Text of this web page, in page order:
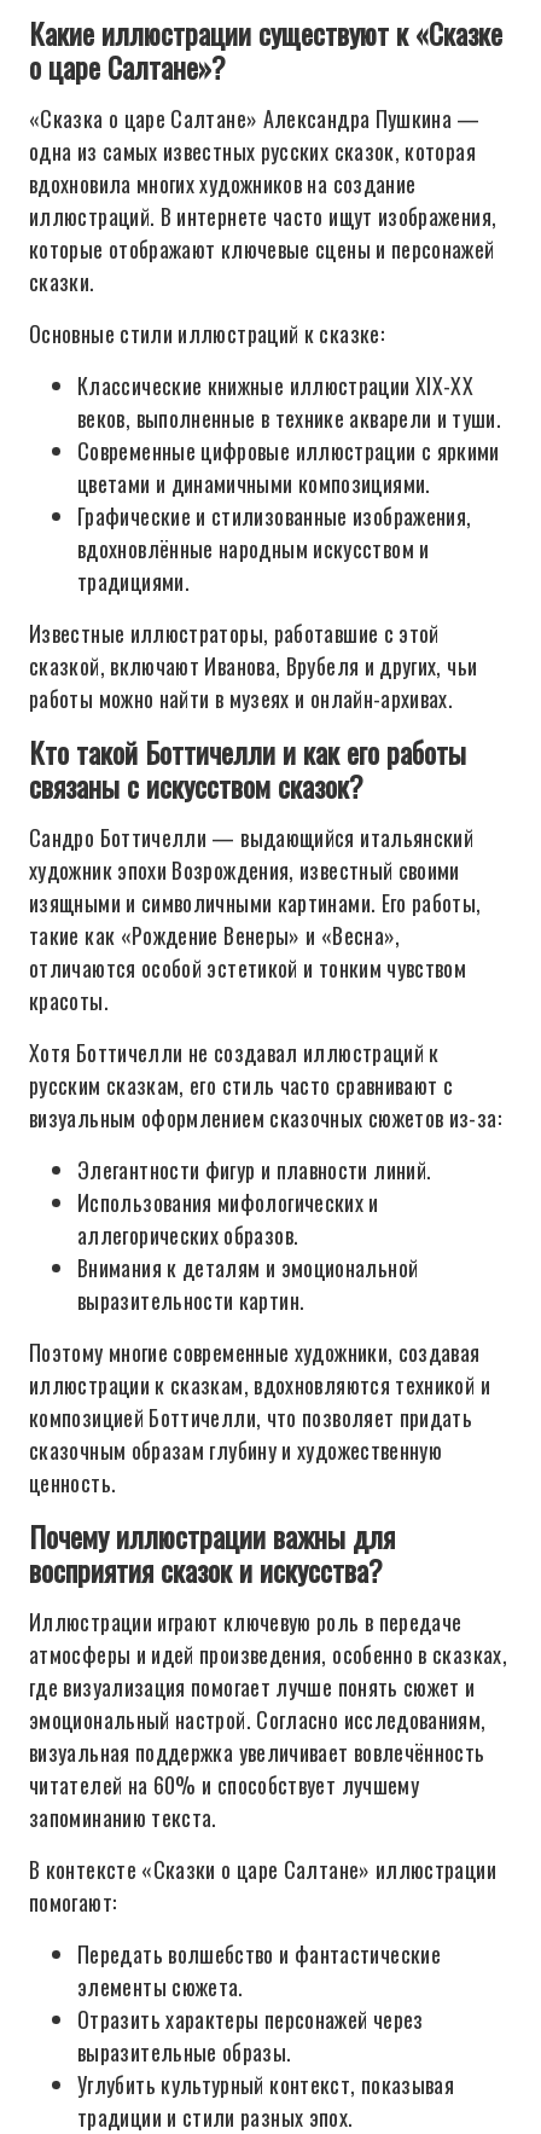
Какие иллюстрации существуют к «Сказке
о царе Салтане»?
«Сказка о царе Салтане» Александра Пушкина —
одна из самых известных русских сказок, которая
вдохновила многих художников на создание
иллюстраций. В интернете часто ищут изображения,
которые отображают ключевые сцены и персонажей
сказки.
Основные стили иллюстраций к сказке:
Классические книжные иллюстрации XIX-XX
веков, выполненные в технике акварели и туши.
Современные цифровые иллюстрации с яркими
цветами и динамичными композициями.
Графические и стилизованные изображения,
вдохновлённые народным искусством и
традициями.
Известные иллюстраторы, работавшие с этой
сказкой, включают Иванова, Врубеля и других, чьи
работы можно найти в музеях и онлайн-архивах.
Кто такой Боттичелли и как его работы
связаны с искусством сказок?
Сандро Боттичелли — выдающийся итальянский
художник эпохи Возрождения, известный своими
изящными и символичными картинами. Его работы,
такие как «Рождение Венеры» и «Весна»,
отличаются особой эстетикой и тонким чувством
красоты.
Хотя Боттичелли не создавал иллюстраций к
русским сказкам, его стиль часто сравнивают с
визуальным оформлением сказочных сюжетов из-за:
Элегантности фигур и плавности линий.
Использования мифологических и
аллегорических образов.
Внимания к деталям и эмоциональной
выразительности картин.
Поэтому многие современные художники, создавая
иллюстрации к сказкам, вдохновляются техникой и
композицией Боттичелли, что позволяет придать
сказочным образам глубину и художественную
ценность.
Почему иллюстрации важны для
восприятия сказок и искусства?
Иллюстрации играют ключевую роль в передаче
атмосферы и идей произведения, особенно в сказках,
где визуализация помогает лучше понять сюжет и
эмоциональный настрой. Согласно исследованиям,
визуальная поддержка увеличивает вовлечённость
читателей на 60% и способствует лучшему
запоминанию текста.
В контексте «Сказки о царе Салтане» иллюстрации
помогают:
Передать волшебство и фантастические
элементы сюжета.
Отразить характеры персонажей через
выразительные образы.
Углубить культурный контекст, показывая
традиции и стили разных эпох.